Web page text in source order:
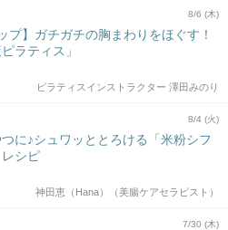
8/6 (木)
プ】ガチガチの胸まわりをほぐす！
ラティス」
ピラティスインストラクター 澤田みのり
8/4 (火)
に♪シュワッととろける「米粉シフ
シピ
神田恵（Hana）（美腸ケアセラピスト）
7/30 (木)